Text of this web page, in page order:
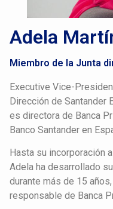
Adela
Miembro de la Junta
Executive Vice-
Dirección de Santander
es directora de Banca
Banco Santander en
Hasta su incorporación
Adela ha desarrollado
durante más de 15
responsable de Banca